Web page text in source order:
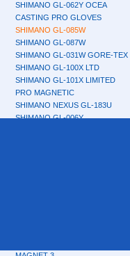
SHIMANO GL-062Y OCEA
CASTING PRO GLOVES
SHIMANO GL-085W
SHIMANO GL-087W
SHIMANO GL-031W GORE-TEX
SHIMANO GL-100X LTD
SHIMANO GL-101X LIMITED
PRO MAGNETIC
SHIMANO NEXUS GL-183U
SHIMANO GL-006Y